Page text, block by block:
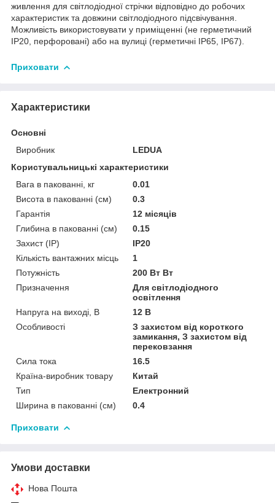
живлення для світлодіодної стрічки відповідно до робочих
характеристик та довжини світлодіодного підсвічування.
Можливість використовувати у приміщенні (не герметичний
IP20, перфоровані) або на вулиці (герметичні IP65, IP67).
Приховати
Характеристики
Основні
Виробник
LEDUA
Користувальницькі характеристики
Вага в пакованні, кг
0.01
Висота в пакованні (см)
0.3
Гарантія
12 місяців
Глибина в пакованні (см)
0.15
Захист (IP)
IP20
Кількість вантажних місць
1
Потужність
200 Вт Вт
Призначення
Для світлодіодного
освітлення
Напруга на виході, В
12 В
Особливості
З захистом від короткого
замикання, З захистом від
перековзання
Сила тока
16.5
Країна-виробник товару
Китай
Тип
Електронний
Ширина в пакованні (см)
0.4
Приховати
Умови доставки
Нова Пошта